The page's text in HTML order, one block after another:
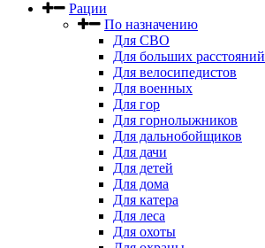
Рации
По назначению
Для СВО
Для больших расстояний
Для велосипедистов
Для военных
Для гор
Для горнолыжников
Для дальнобойщиков
Для дачи
Для детей
Для дома
Для катера
Для леса
Для охоты